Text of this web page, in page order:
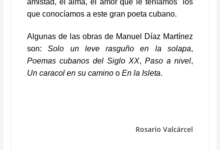
amistad, el alma, el amor que le teníamos los
que conocíamos a este gran poeta cubano.
Algunas de las obras de Manuel Díaz Martínez
son:Solo un leve rasguño en la solapa,
Poemas cubanos del Siglo XX, Paso a nivel,
Un caracol en su caminoo En la Isleta.
Rosario Valcárcel